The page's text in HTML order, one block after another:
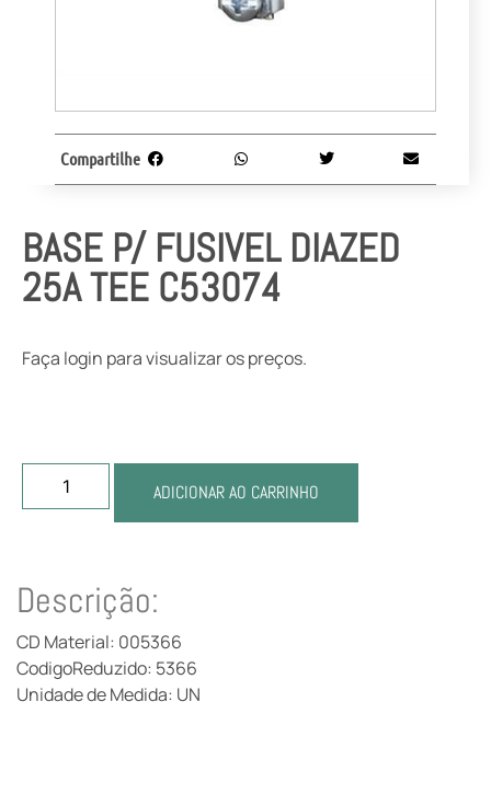
BASE P/ FUSIVEL DIAZED
25A TEE C53074
Faça login para visualizar os preços.
ADICIONAR AO CARRINHO
Compartilhe
Descrição:
CD Material: 005366
CodigoReduzido: 5366
Unidade de Medida: UN